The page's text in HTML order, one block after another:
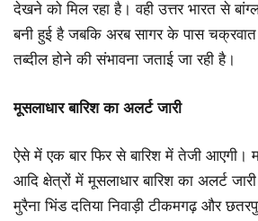
देखने को मिल रहा है। वही उत्तर भारत से
बनी हुई है जबकि अरब सागर के पास
तब्दील होने की संभावना जताई जा रही है।
मूसलाधार बारिश का अलर्ट जारी
ऐसे में एक बार फिर से बारिश में तेजी आएगी।
आदि क्षेत्रों में मूसलाधार बारिश का अलर्ट
मुरैना भिंड दतिया निवाड़ी टीकमगढ़ और